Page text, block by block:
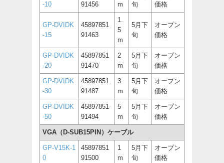
-10
91456
m
旬
価格
GP-DVIDK
-15
45897851
91463
1.
5
m
5月下
旬
オープン
価格
GP-DVIDK
-20
45897851
91470
2
m
5月下
旬
オープン
価格
GP-DVIDK
-30
45897851
91487
3
m
5月下
旬
オープン
価格
GP-DVIDK
-50
45897851
91494
5
m
5月下
旬
オープン
価格
VGA（D-SUB15PIN）ケーブル
GP-V15K-1
0
45897851
91500
1
m
5月下
旬
オープン
価格